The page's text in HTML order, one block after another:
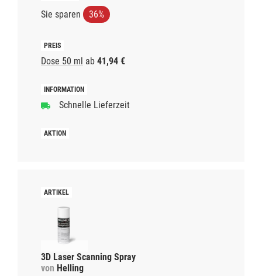
Sie sparen 36%
Dose 50 ml ab 41,94 €
Schnelle Lieferzeit
3D Laser Scanning Spray
von Helling